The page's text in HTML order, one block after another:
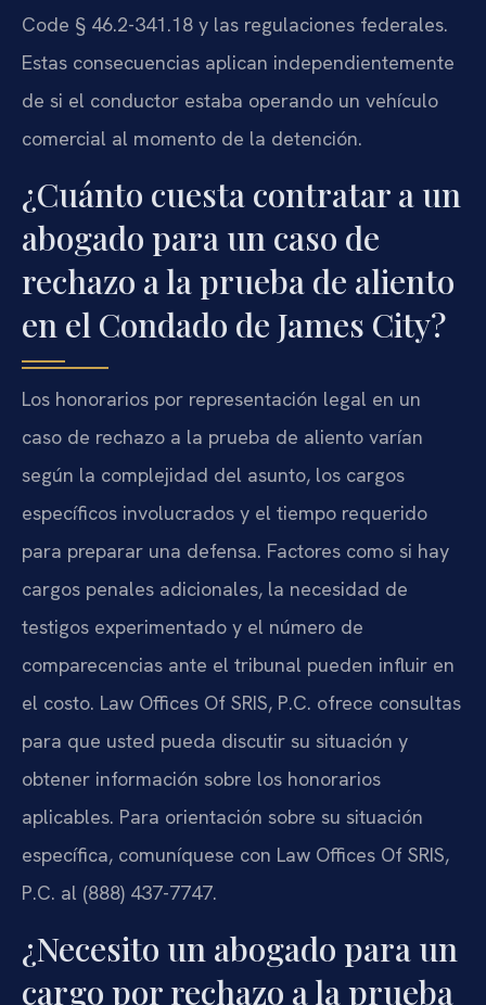
Code § 46.2-341.18 y las regulaciones federales.
Estas consecuencias aplican independientemente
de si el conductor estaba operando un vehículo
comercial al momento de la detención.
¿Cuánto cuesta contratar a un
abogado para un caso de
rechazo a la prueba de aliento
en el Condado de James City?
Los honorarios por representación legal en un
caso de rechazo a la prueba de aliento varían
según la complejidad del asunto, los cargos
específicos involucrados y el tiempo requerido
para preparar una defensa. Factores como si hay
cargos penales adicionales, la necesidad de
testigos experimentado y el número de
comparecencias ante el tribunal pueden influir en
el costo. Law Offices Of SRIS, P.C. ofrece consultas
para que usted pueda discutir su situación y
obtener información sobre los honorarios
aplicables. Para orientación sobre su situación
específica, comuníquese con Law Offices Of SRIS,
P.C. al (888) 437-7747.
¿Necesito un abogado para un
cargo por rechazo a la prueba